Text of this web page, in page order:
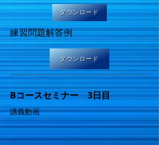
ダウンロード
練習問題解答例
ダウンロード
Bコースセミナー 3日目
講義動画